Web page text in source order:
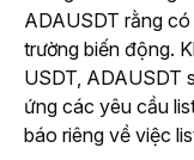
ADAUSDT rằng
trường biến động.
USDT, ADAUSDT
ứng các yêu cầu
báo riêng về việc